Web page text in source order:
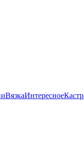
ВязкаИнтересное